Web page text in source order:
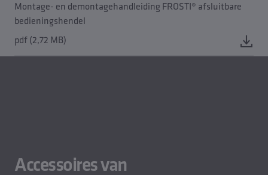
Montage- en demontagehandleiding FROSTI® afsluitbare
bedieningshendel
pdf (2,72 MB)
Accessoires van